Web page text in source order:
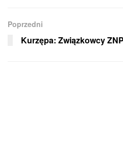
Poprzedni
Kurzępa: Związkowcy